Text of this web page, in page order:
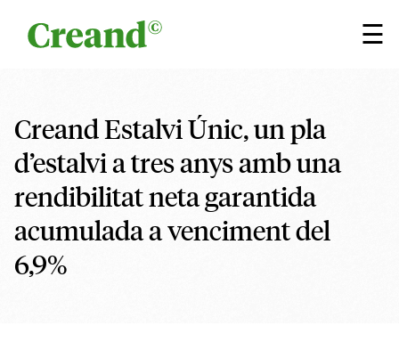
☰
×
Creand Estalvi Únic, un pla
d’estalvi a tres anys amb una
rendibilitat neta garantida
acumulada a venciment del
6,9%